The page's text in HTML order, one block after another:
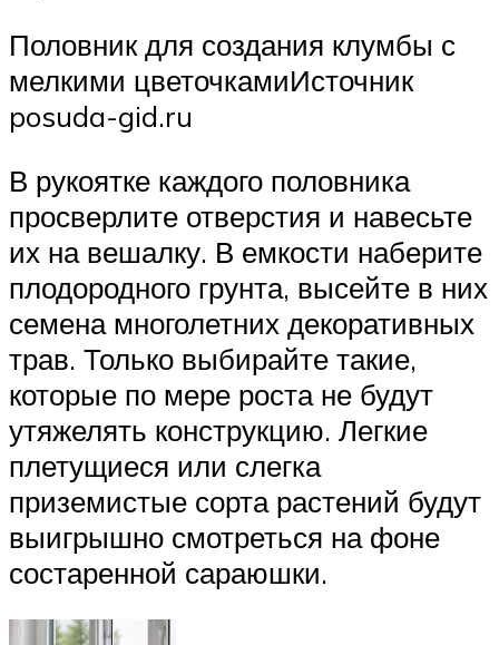
Половник для создания клумбы с
мелкими цветочкамиИсточник
posuda-gid.ru
В рукоятке каждого половника
просверлите отверстия и навесьте
их на вешалку. В емкости наберите
плодородного грунта, высейте в них
семена многолетних декоративных
трав. Только выбирайте такие,
которые по мере роста не будут
утяжелять конструкцию. Легкие
плетущиеся или слегка
приземистые сорта растений будут
выигрышно смотреться на фоне
состаренной сараюшки.